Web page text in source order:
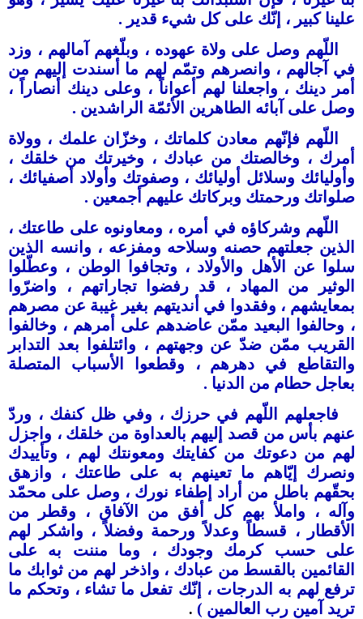
علينا كبير ، إنّك على كل شيء قدير .
اللّهم وصل على ولاة عهوده ، وبلّغهم آمالهم ، وزد
في آجالهم ، وانصرهم وتمّم لهم ما أسندت إليهم من
أمر دينك ، واجعلنا لهم أعواناً ، وعلى دينك أنصاراً ،
وصل على آبائه الطاهرين الأئمّة الراشدين .
اللّهم فإنّهم معادن كلماتك ، وخزّان علمك ، وولاة
أمرك ، وخالصتك من عبادك ، وخيرتك من خلقك ،
وأوليائك وسلائل أوليائك ، وصفوتك وأولاد أصفيائك ،
صلواتك ورحمتك وبركاتك عليهم أجمعين .
اللّهم وشركاؤه في أمره ، ومعاونوه على طاعتك ،
الذين جعلتهم حصنه وسلاحه ومفزعه ، وانسه الذين
سلوا عن الأهل والأولاد ، وتجافوا الوطن ، وعطّلوا
الوثير من المهاد ، قد رفضوا تجاراتهم ، واضرّوا
بمعايشهم ، وفقدوا في أنديتهم بغير غيبة عن مصرهم
، وحالفوا البعيد ممّن عاضدهم على أمرهم ، وخالفوا
القريب ممّن ضدّ عن وجهتهم ، وائتلفوا بعد التدابر
والتقاطع في دهرهم ، وقطعوا الأسباب المتصلة
بعاجل حطام من الدنيا .
فاجعلهم اللّهم في حرزك ، وفي ظل كنفك ، وردّ
عنهم بأس من قصد إليهم بالعداوة من خلقك ، واجزل
لهم من دعوتك من كفايتك ومعونتك لهم ، وتأييدك
ونصرك إيّاهم ما تعينهم به على طاعتك ، وازهق
بحقّهم باطل من أراد إطفاء نورك ، وصل على محمّد
وآله ، واملأ بهم كل أفق من الآفاق ، وقطر من
الأقطار ، قسطاً وعدلاً ورحمة وفضلاً ، واشكر لهم
على حسب كرمك وجودك ، وما مننت به على
القائمين بالقسط من عبادك ، واذخر لهم من ثوابك ما
ترفع لهم به الدرجات ، إنّك تفعل ما تشاء ، وتحكم ما
تريد آمين رب العالمين ) .